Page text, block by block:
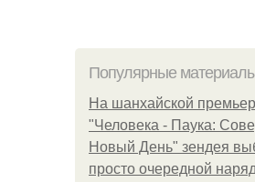
Популярные
На шанхайской
"Человека - Паука:
Новый День" зендея
просто очередной